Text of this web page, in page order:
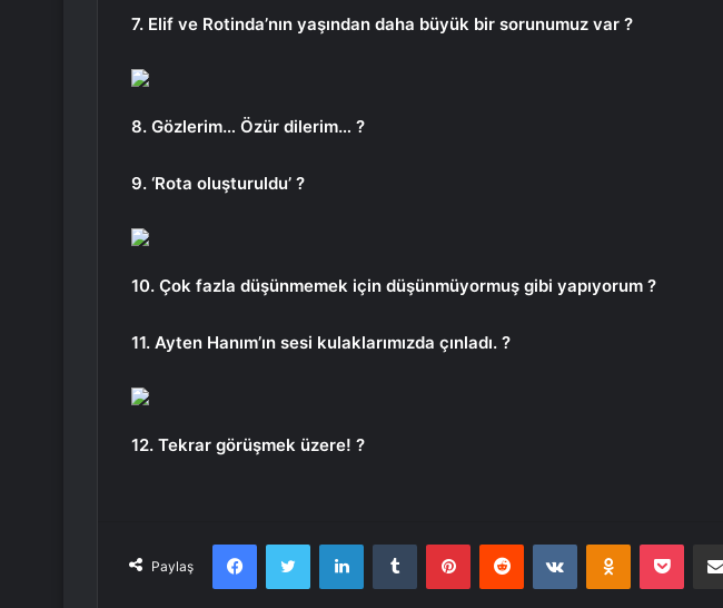
7. Elif ve Rotinda’nın yaşından daha büyük bir sorunumuz var ?
8. Gözlerim… Özür dilerim… ?
9. ‘Rota oluşturuldu’ ?
10. Çok fazla düşünmemek için düşünmüyormuş gibi yapıyorum ?
11. Ayten Hanım’ın sesi kulaklarımızda çınladı. ?
12. Tekrar görüşmek üzere! ?
Paylaş
FacebookTwitter LinkedInTumblr PinterestReddit VKontakteOdnoklassniki
Pocket